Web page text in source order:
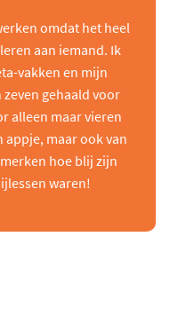
omdat het heel
aan iemand. Ik
vakken en mijn
gehaald voor
alleen maar vieren
appje, maar ook van
hoe blij zijn
waren!